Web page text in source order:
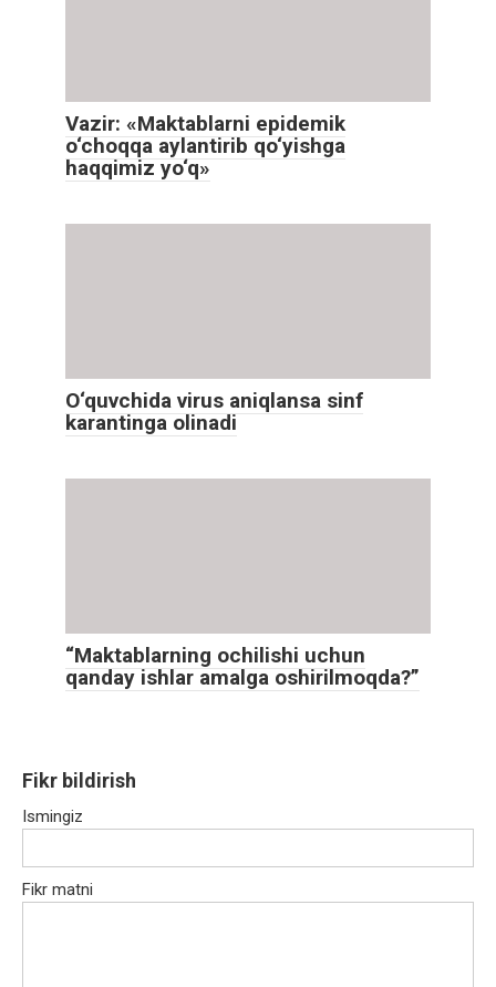
Vazir: «Maktablarni epidemik
o‘choqqa aylantirib qo‘yishga
haqqimiz yo‘q»
O‘quvchida virus aniqlansa sinf
karantinga olinadi
“Maktablarning ochilishi uchun
qanday ishlar amalga oshirilmoqda?”
Fikr bildirish
Ismingiz
Fikr matni